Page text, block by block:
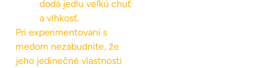
dodá jedlu veľkú chuť
a vlhkosť.
Pri experimentovaní s
medom nezabudnite, že
jeho jedinečné vlastnosti